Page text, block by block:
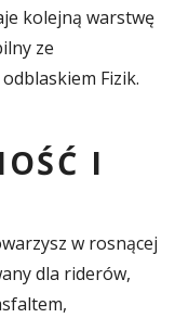
kolejną warstwę
ze
Fizik.
I
w rosnącej
dla riderów,